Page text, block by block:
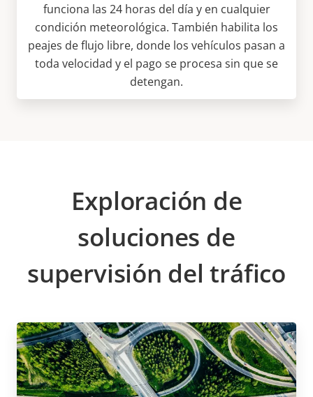
funciona las 24 horas del día y en cualquier
condición meteorológica. También habilita los
peajes de flujo libre, donde los vehículos pasan a
toda velocidad y el pago se procesa sin que se
detengan.
Exploración de
soluciones de
supervisión del tráfico